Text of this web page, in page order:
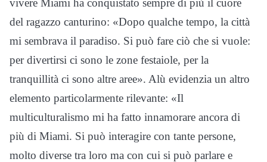
del ragazzo canturino: «Dopo qualche tempo, la città
mi sembrava il paradiso. Si può fare ciò che si vuole:
per divertirsi ci sono le zone festaiole, per la
tranquillità ci sono altre aree». Alù evidenzia un altro
elemento particolarmente rilevante: «Il
multiculturalismo mi ha fatto innamorare ancora di
più di Miami. Si può interagire con tante persone,
molto diverse tra loro ma con cui si può parlare e